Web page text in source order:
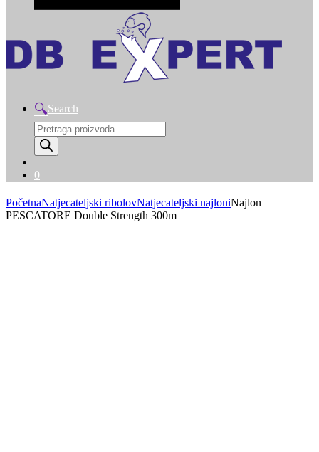
Search
Products
search
0
PočetnaNatjecateljski ribolovNatjecateljski najloniNajlon
PESCATORE Double Strength 300m